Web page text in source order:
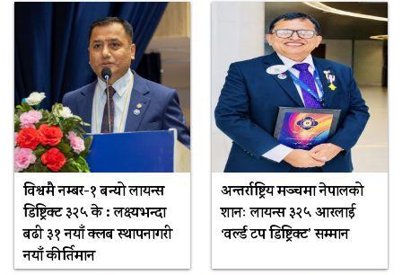
विश्वमै नम्बर-१ बन्यो लायन्स
डिष्ट्रिक्ट ३२५ के : लक्ष्यभन्दा
बढी ३१ नयाँ क्लब स्थापनागरी
नयाँ कीर्तिमान
अन्तर्राष्ट्रिय मञ्चमा नेपालको
शानः लायन्स ३२५ आरलाई
‘वर्ल्ड टप डिष्ट्रिक्ट’ सम्मान